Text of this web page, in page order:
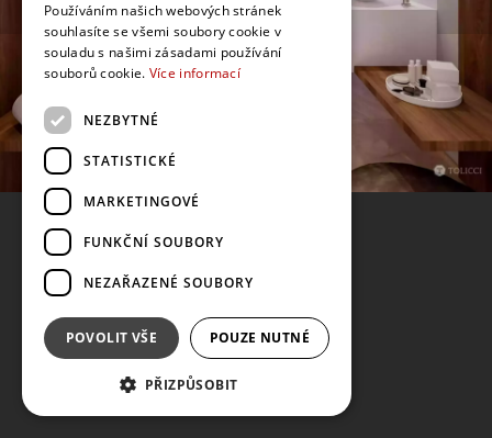
Používáním našich webových stránek
souhlasíte se všemi soubory cookie v
souladu s našimi zásadami používání
souborů cookie. Více informací
NEZBYTNÉ
STATISTICKÉ
MARKETINGOVÉ
FUNKČNÍ SOUBORY
NEZAŘAZENÉ SOUBORY
POVOLIT VŠE POUZE NUTNÉ
PŘIZPŮSOBIT